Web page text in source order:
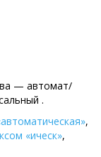
— автомат/
.
,
«ическ»,